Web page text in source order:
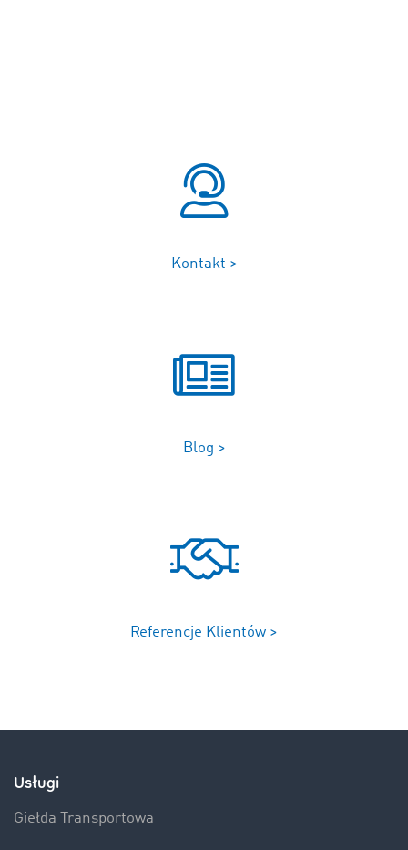
Kontakt >
Blog >
Referencje Klientów >
Usługi
Giełda Transportowa